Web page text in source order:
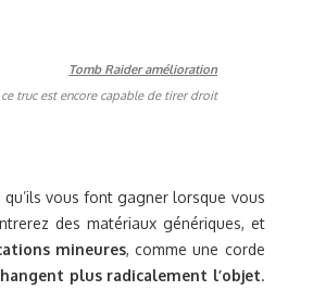
ce truc est encore capable de tirer droit
vous font gagner lorsque vous
des matériaux génériques, et
mineures, comme une corde
plus radicalement l’objet.